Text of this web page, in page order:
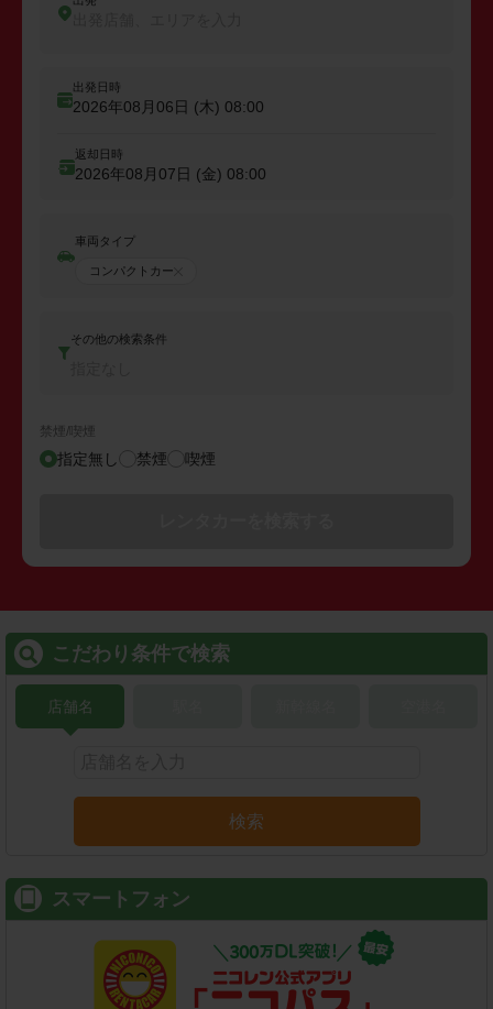
出発日時
2026年08月06日 (木) 08:00
返却日時
2026年08月07日 (金) 08:00
車両タイプ
コンパクトカー
その他の検索条件
禁煙/喫煙
指定無し 禁煙 喫煙
こだわり条件で検索
店舗名
検索
スマートフォン